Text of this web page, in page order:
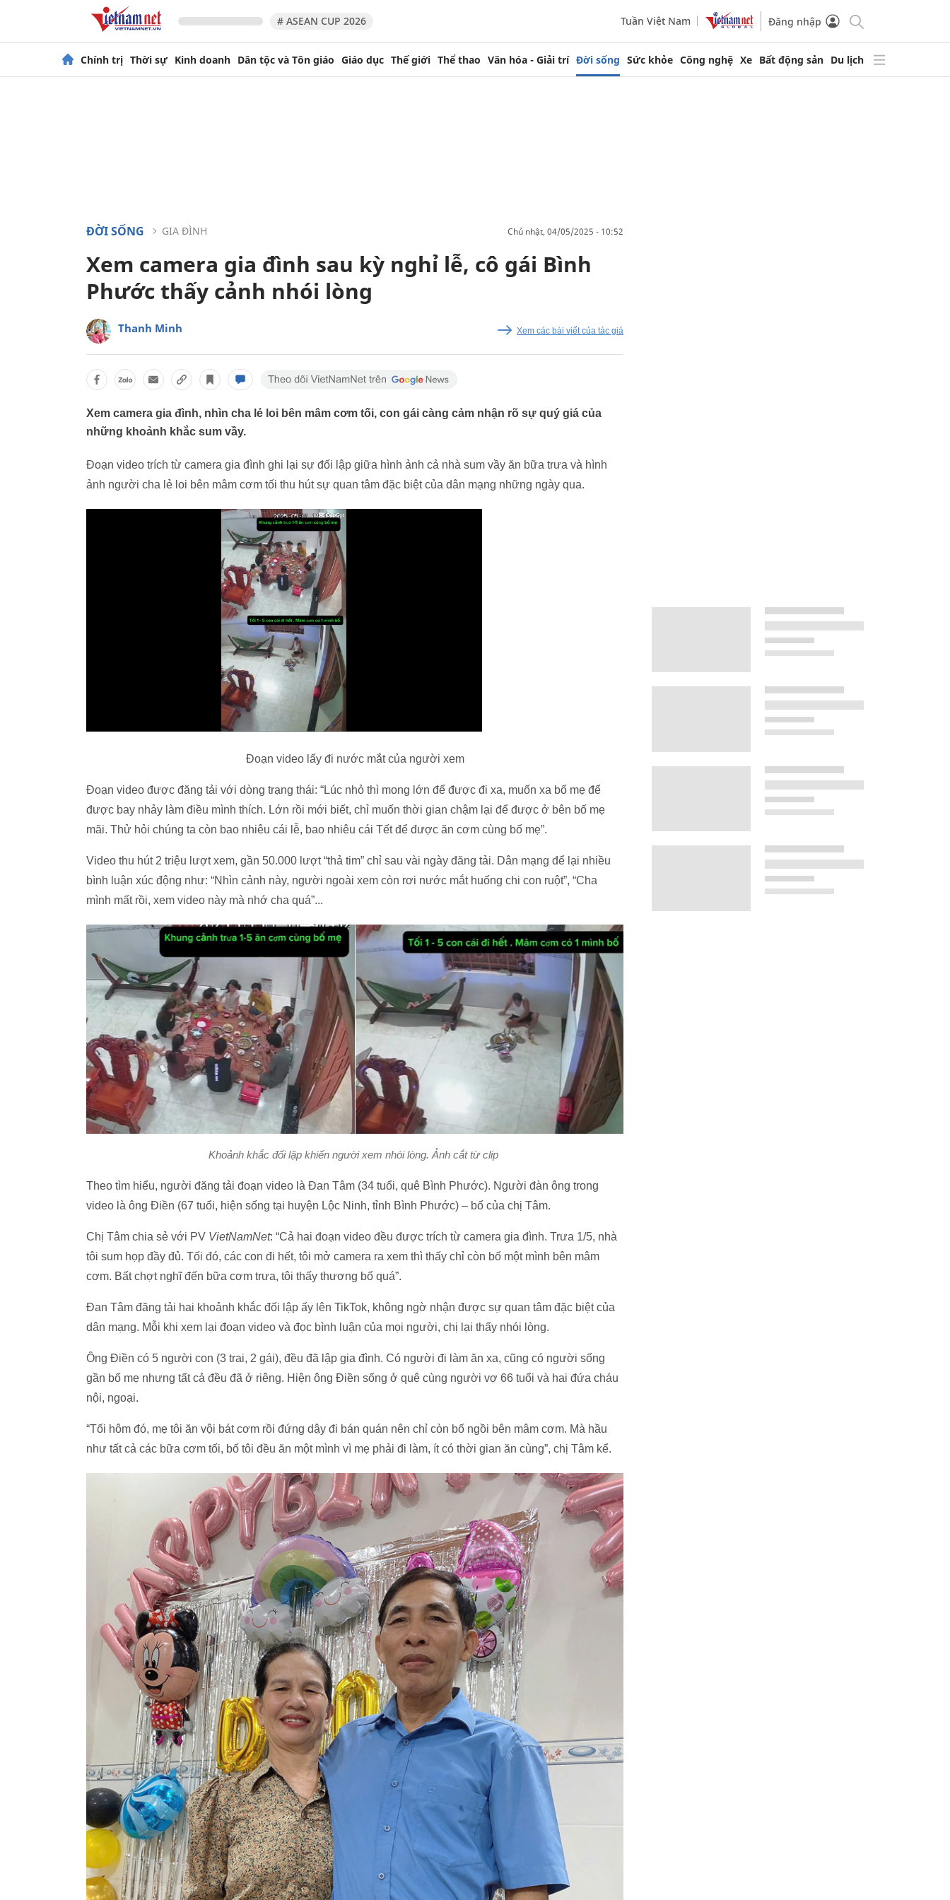
# ASEAN CUP 2026 Tuần Việt Nam Đăng nhập
Chính trị Thời sự Kinh doanh Dân tộc và Tôn giáo Giáo dục Thế giới Thể thao Văn hóa - Giải trí Đời sống Sức khỏe Công nghệ Xe Bất động sản Du lịch
ĐỜI SỐNG GIA ĐÌNH chủ nhật, 04/05/2025 - 10:52
Xem camera gia đình sau kỳ nghỉ lễ, cô gái Bình
Phước thấy cảnh nhói lòng
Thanh Minh Xem các bài viết của tác giả
Xem camera gia đình, nhìn cha lẻ loi bên mâm cơm tối, con gái càng cảm nhận rõ sự quý giá của
những khoảnh khắc sum vầy.
Đoạn video trích từ camera gia đình ghi lại sự đối lập giữa hình ảnh cả nhà sum vầy ăn bữa trưa và hình
ảnh người cha lẻ loi bên mâm cơm tối thu hút sự quan tâm đặc biệt của dân mạng những ngày qua.
Đoạn video lấy đi nước mắt của người xem
Đoạn video được đăng tải với dòng trạng thái: “Lúc nhỏ thì mong lớn để được đi xa, muốn xa bố mẹ để
được bay nhảy làm điều mình thích. Lớn rồi mới biết, chỉ muốn thời gian chậm lại để được ở bên bố mẹ
mãi. Thử hỏi chúng ta còn bao nhiêu cái lễ, bao nhiêu cái Tết để được ăn cơm cùng bố mẹ”.
Video thu hút 2 triệu lượt xem, gần 50.000 lượt “thả tim” chỉ sau vài ngày đăng tải. Dân mạng để lại nhiều
bình luận xúc động như: “Nhìn cảnh này, người ngoài xem còn rơi nước mắt huống chi con ruột”, “Cha
mình mất rồi, xem video này mà nhớ cha quá”...
Khoảnh khắc đối lập khiến người xem nhói lòng. Ảnh cắt từ clip
Theo tìm hiểu, người đăng tải đoạn video là Đan Tâm (34 tuổi, quê Bình Phước). Người đàn ông trong
video là ông Điền (67 tuổi, hiện sống tại huyện Lộc Ninh, tỉnh Bình Phước) – bố của chị Tâm.
Chị Tâm chia sẻ với PV VietNamNet: “Cả hai đoạn video đều được trích từ camera gia đình. Trưa 1/5, nhà
tôi sum họp đầy đủ. Tối đó, các con đi hết, tôi mở camera ra xem thì thấy chỉ còn bố một mình bên mâm
cơm. Bất chợt nghĩ đến bữa cơm trưa, tôi thấy thương bố quá”.
Đan Tâm đăng tải hai khoảnh khắc đối lập ấy lên TikTok, không ngờ nhận được sự quan tâm đặc biệt của
dân mạng. Mỗi khi xem lại đoạn video và đọc bình luận của mọi người, chị lại thấy nhói lòng.
Ông Điền có 5 người con (3 trai, 2 gái), đều đã lập gia đình. Có người đi làm ăn xa, cũng có người sống
gần bố mẹ nhưng tất cả đều đã ở riêng. Hiện ông Điền sống ở quê cùng người vợ 66 tuổi và hai đứa cháu
nội, ngoại.
“Tối hôm đó, mẹ tôi ăn vội bát cơm rồi đứng dậy đi bán quán nên chỉ còn bố ngồi bên mâm cơm. Mà hầu
như tất cả các bữa cơm tối, bố tôi đều ăn một mình vì mẹ phải đi làm, ít có thời gian ăn cùng”, chị Tâm kể.